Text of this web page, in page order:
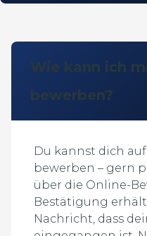
Wie kann ich
bewerben?
Du kannst dich
bewerben – gern
über die Online-
Bestätigung
Nachricht, dass